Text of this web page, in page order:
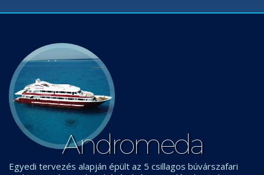
Andromeda
Egyedi tervezés alapján épült az 5 csillagos búvárszafari